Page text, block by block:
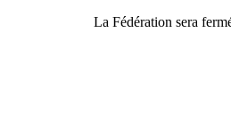
La Fédération sera